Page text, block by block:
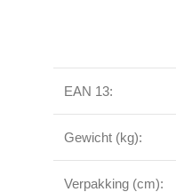
EAN 13:
Gewicht (kg):
Verpakking (cm):